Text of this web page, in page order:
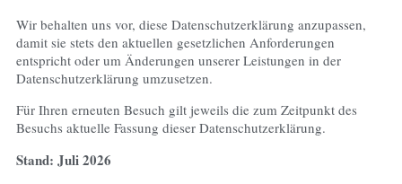
Wir behalten uns vor, diese Datenschutzerklärung anzupassen,
damit sie stets den aktuellen gesetzlichen Anforderungen
entspricht oder um Änderungen unserer Leistungen in der
Datenschutzerklärung umzusetzen.
Für Ihren erneuten Besuch gilt jeweils die zum Zeitpunkt des
Besuchs aktuelle Fassung dieser Datenschutzerklärung.
Stand: Juli 2026